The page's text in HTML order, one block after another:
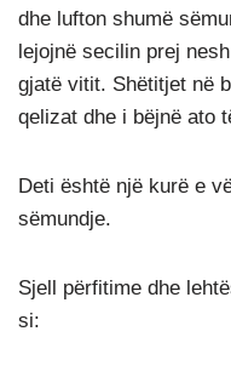
dhe lufton shumë
lejojnë secilin prej
gjatë vitit. Shëtitjet në
qelizat dhe i bëjnë ato
Deti është një kurë e
sëmundje.
Sjell përfitime dhe
si: